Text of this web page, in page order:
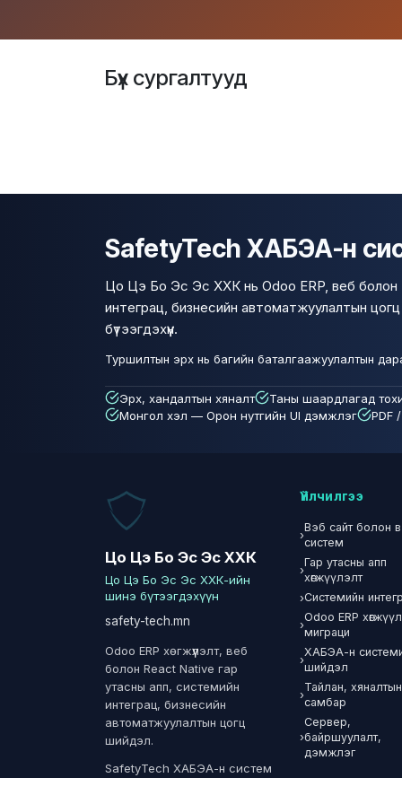
Бүх сургалтууд
SafetyTech ХАБЭА-н
Цо Цэ Бо Эс Эс ХХК нь Odoo ERP, веб болон
интеграц, бизнесийн автоматжуулалтын
бүтээгдэхүүн.
Туршилтын эрх нь багийн баталгаажуулалтын
Эрх, хандалтын хяналт
Таны шаардлагад
Монгол хэл — Орон нутгийн UI дэмжлэг
PDF
Цо Цэ Бо Эс Эс ХХК
Цо Цэ Бо Эс Эс ХХК-ийн
шинэ бүтээгдэхүүн
safety-tech.mn
Odoo ERP хөгжүүлэлт, веб
болон React Native гар
утасны апп, системийн
интеграц, бизнесийн
автоматжуулалтын цогц
шийдэл.
SafetyTech ХАБЭА-н систем
Үйлчилгээ
›
Вэб сайт болон
систем
›
Гар утасны апп
хөгжүүлэлт
›Системийн
›
Odoo ERP
миграци
›
ХАБЭА-н
шийдэл
›
Тайлан, хяналтын
самбар
›
Сервер,
байршуулалт,
дэмжлэг